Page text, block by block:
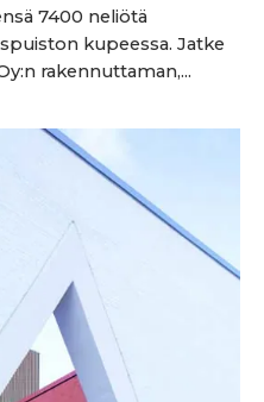
7400 neliötä
kupeessa. Jatke
rakennuttaman,...